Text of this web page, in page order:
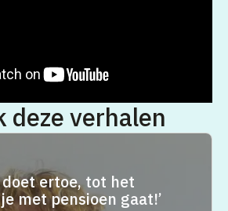
deze verhalen
doet ertoe, tot het
met pensioen gaat!’